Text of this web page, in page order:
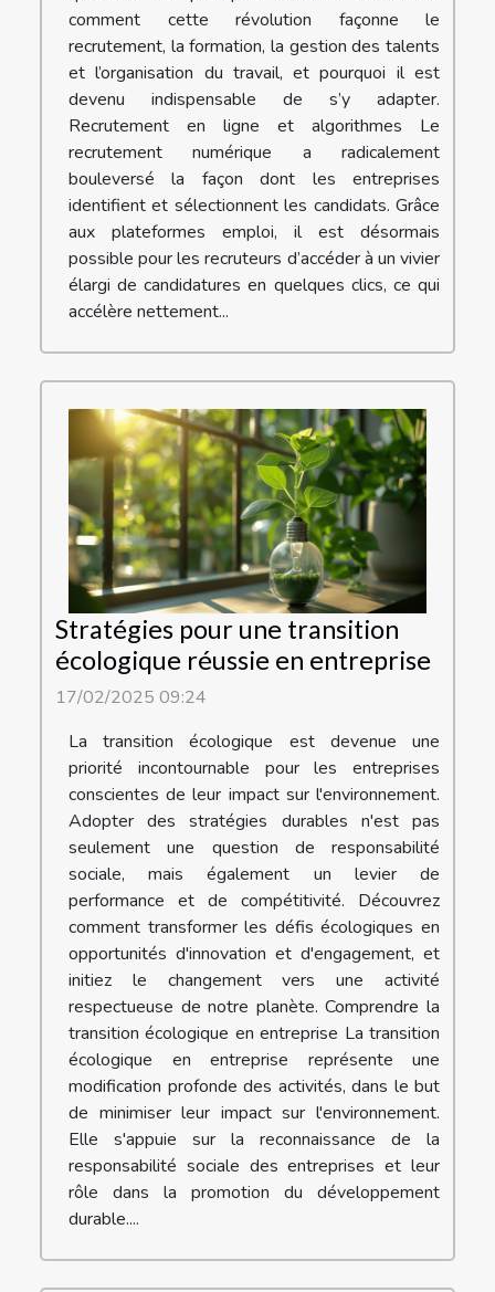
comment cette révolution façonne le
recrutement, la formation, la gestion des talents
et l’organisation du travail, et pourquoi il est
devenu indispensable de s’y adapter.
Recrutement en ligne et algorithmes Le
recrutement numérique a radicalement
bouleversé la façon dont les entreprises
identifient et sélectionnent les candidats. Grâce
aux plateformes emploi, il est désormais
possible pour les recruteurs d’accéder à un vivier
élargi de candidatures en quelques clics, ce qui
accélère nettement...
Stratégies pour une transition
écologique réussie en entreprise
17/02/2025 09:24
La transition écologique est devenue une
priorité incontournable pour les entreprises
conscientes de leur impact sur l'environnement.
Adopter des stratégies durables n'est pas
seulement une question de responsabilité
sociale, mais également un levier de
performance et de compétitivité. Découvrez
comment transformer les défis écologiques en
opportunités d'innovation et d'engagement, et
initiez le changement vers une activité
respectueuse de notre planète. Comprendre la
transition écologique en entreprise La transition
écologique en entreprise représente une
modification profonde des activités, dans le but
de minimiser leur impact sur l'environnement.
Elle s'appuie sur la reconnaissance de la
responsabilité sociale des entreprises et leur
rôle dans la promotion du développement
durable....